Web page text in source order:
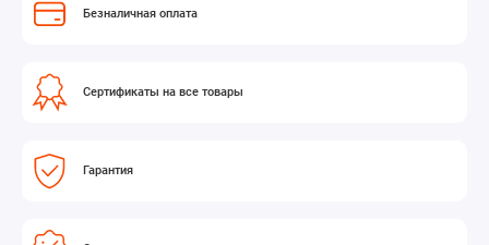
Безналичная оплата
Сертификаты на все товары
Гарантия